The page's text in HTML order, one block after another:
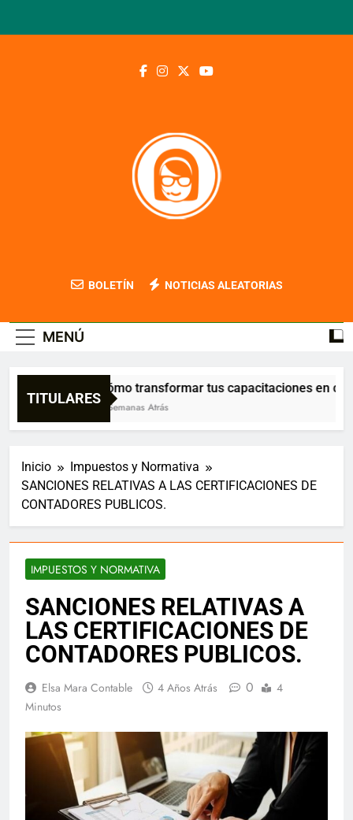
Blog Contable
BOLETÍN NOTICIAS ALEATORIAS
MENÚ
TITULARES
Cómo transformar tus capacitaciones en
3 Semanas Atrás
Inicio
Impuestos y Normativa
SANCIONES RELATIVAS A LAS CERTIFICACIONES DE
CONTADORES PUBLICOS.
IMPUESTOS Y NORMATIVA
SANCIONES RELATIVAS A
LAS CERTIFICACIONES DE
CONTADORES PUBLICOS.
Elsa Mara Contable 4 Años Atrás 0
4
Minutos